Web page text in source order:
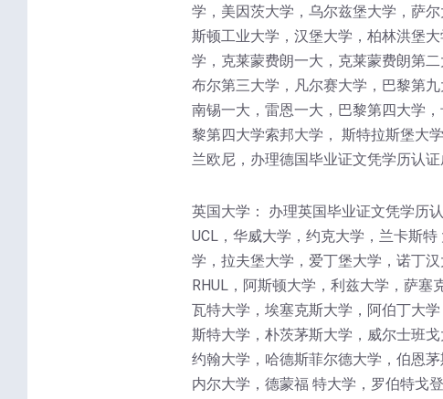
学，美因茨大学，乌尔兹堡大学，萨
斯顿工业大学，汉堡大学，柏林洪堡
学，克莱蒙费朗一大，克莱蒙费朗第
布尔第三大学，凡尔赛大学，巴黎第
南锡一大，雷恩一大，巴黎第四大学
黎第四大学索邦大学， 斯特拉斯堡大
兰欧尼，办理德国毕业证文凭学历认
英国大学： 办理英国毕业证文凭学历
UCL，华威大学，约克大学，兰卡斯
学，拉夫堡大学，爱丁堡大学，诺丁
RHUL，阿斯顿大学，利兹大学，萨
瓦特大学，埃塞克斯大学，阿伯丁大
斯特大学，朴茨茅斯大学，威尔士班
约翰大学，哈德斯菲尔德大学，伯恩
内尔大学，德蒙福 特大学，罗伯特戈